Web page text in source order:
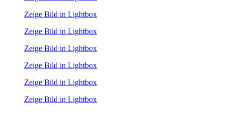
Zeige Bild in Lightbox
Zeige Bild in Lightbox
Zeige Bild in Lightbox
Zeige Bild in Lightbox
Zeige Bild in Lightbox
Zeige Bild in Lightbox